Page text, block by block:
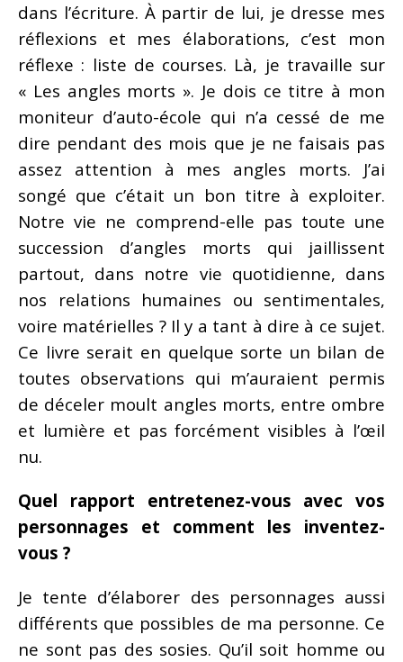
dans l’écriture. À partir de lui, je dresse mes
réflexions et mes élaborations, c’est mon
réflexe : liste de courses. Là, je travaille sur
« Les angles morts ». Je dois ce titre à mon
moniteur d’auto-école qui n’a cessé de me
dire pendant des mois que je ne faisais pas
assez attention à mes angles morts. J’ai
songé que c’était un bon titre à exploiter.
Notre vie ne comprend-elle pas toute une
succession d’angles morts qui jaillissent
partout, dans notre vie quotidienne, dans
nos relations humaines ou sentimentales,
voire matérielles ? Il y a tant à dire à ce sujet.
Ce livre serait en quelque sorte un bilan de
toutes observations qui m’auraient permis
de déceler moult angles morts, entre ombre
et lumière et pas forcément visibles à l’œil
nu.
Quel rapport entretenez-vous avec vos
personnages et comment les inventez-
vous ?
Je tente d’élaborer des personnages aussi
différents que possibles de ma personne. Ce
ne sont pas des sosies. Qu’il soit homme ou